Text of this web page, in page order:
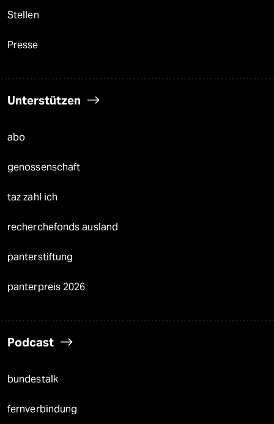
Stellen
Presse
Unterstützen
abo
genossenschaft
taz zahl ich
recherchefonds ausland
panterstiftung
panterpreis 2026
Podcast
bundestalk
fernverbindung